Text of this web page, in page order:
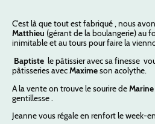
C'est là que tout est fabriqué , nous
Matthieu (gérant de la boulangerie) au
inimitable et au tours pour faire la
Baptiste le pâtissier avec sa finesse
pâtisseries avecMaximeson acolythe.
A la vente on trouve le sourire deMarine
gentillesse .
Jeanne vous régale en renfort le week-